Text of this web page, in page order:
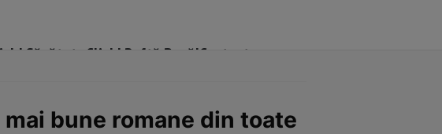
Sănătate Click! Poftă Bună!Contact
bune romane din toate